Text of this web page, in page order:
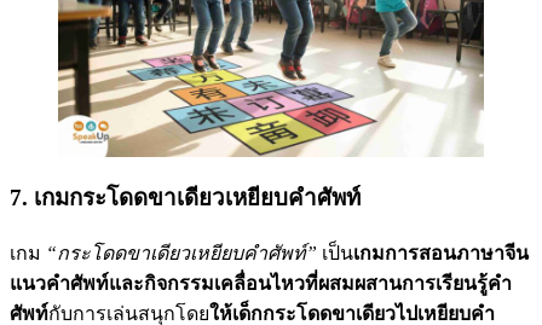
7. เกมกระโดดขาเดียวเหยียบคำศัพท์
เกม “กระโดดขาเดียวเหยียบคำศัพท์” เป็นเกมการสอนภาษาจีน
แนวคำศัพท์และกิจกรรมเคลื่อนไหวที่ผสมผสานการเรียนรู้คำ
ศัพท์กับการเล่นสนุกโดยให้เด็กกระโดดขาเดียวไปเหยียบคำ